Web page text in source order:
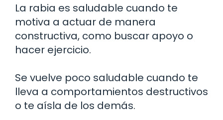
La rabia es saludable cuando te
motiva a actuar de manera
constructiva, como buscar apoyo o
hacer ejercicio.
Se vuelve poco saludable cuando te
lleva a comportamientos destructivos
o te aísla de los demás.